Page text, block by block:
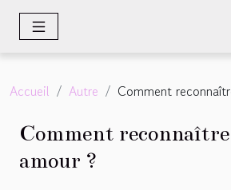
Accueil Autre Comment
Comment
amour ?